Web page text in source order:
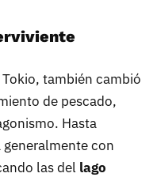
también cambió
de pescado,
Hasta
con
las del lago